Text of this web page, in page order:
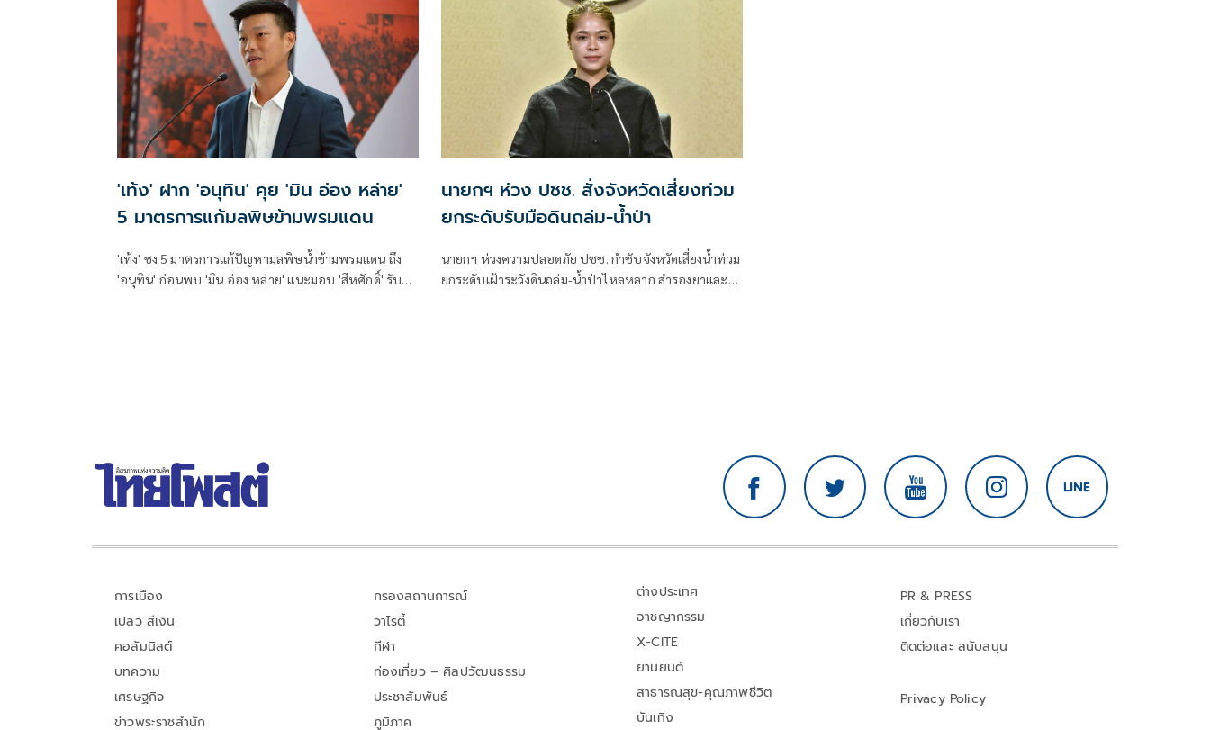
'เท้ง' ฝาก 'อนุทิน' คุย 'มิน อ่อง หล่าย'
5 มาตรการแก้มลพิษข้ามพรมแดน
'เท้ง' ชง 5 มาตรการแก้ปัญหามลพิษน้ำข้ามพรมแดน ถึง
'อนุทิน' ก่อนพบ 'มิน อ่อง หล่าย' แนะมอบ 'สีหศักดิ์' รับผิด
นายกฯ ห่วง ปชช. สั่งจังหวัดเสี่ยงท่วม
ยกระดับรับมือดินถล่ม-น้ำป่า
นายกฯ ห่วงความปลอดภัย ปชช. กำชับจังหวัดเสี่ยงน้ำท่วม
ยกระดับเฝ้าระวังดินถล่ม-น้ำป่าไหลหลาก สำรองยาและ
การเมือง
เปลว สีเงิน
คอลัมนิสต์
บทความ
เศรษฐกิจ
ข่าวพระราชสำนัก
กรองสถานการณ์
วาไรตี้
กีฬา
ท่องเที่ยว – ศิลปวัฒนธรรม
ประชาสัมพันธ์
ภูมิภาค
ต่างประเทศ
อาชญากรรม
X-CITE
ยานยนต์
สาธารณสุข-คุณภาพชีวิต
บันเทิง
PR & PRESS
เกี่ยวกับเรา
ติดต่อและ สนับสนุน
Privacy Policy